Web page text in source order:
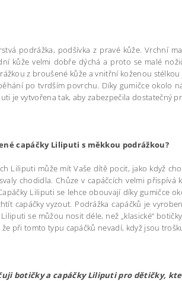
podrážka, podšívka z pravé kůže. Vrchní
kůže velmi dobře dýchá a proto se malé
z broušené kůže a vnitřní koženou
po tvrdším povrchu. Díky gumičce okolo
je vytvořena tak, aby zabezpečila
capáčky Liliputi s měkkou podrážkou?
Liliputi může mít Vaše dítě pocit, jako když
chodidla. Chůze v capáčcích velmi
Liliputi se lehce obouvají díky gumičce
capáčky vyzout. Podrážka capáčků je
se můžou nosit déle, než „klasické“
že při tomto typu capáčků nevadí, když jsou
botičky a capáčky Liliputi pro dětičky,